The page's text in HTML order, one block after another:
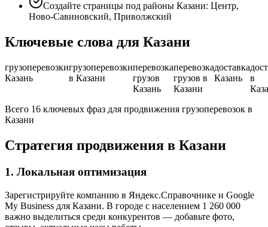
Создайте страницы под районы Казани: Центр,
Ново-Савиновский, Приволжский
Ключевые слова для Казани
грузоперевозки
Казань
грузоперевозки
в Казани
перевозка
грузов
Казань
перевозка
грузов в
Казани
доставка
Казань
в
Всего 16 ключевых фраз для продвижения грузоперевозок в
Казани
Стратегия продвижения в Казани
1. Локальная оптимизация
Зарегистрируйте компанию в Яндекс.Справочнике и Google
My Business для Казани. В городе с населением 1 260 000
важно выделиться среди конкурентов — добавьте фото,